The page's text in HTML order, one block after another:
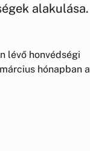
alakulása.
lévő honvédségi
hónapban a